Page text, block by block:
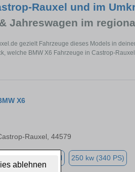
ablehnen
Rauxel und im
Jahreswagen im
gezielt Fahrzeuge dieses Models in
welche BMW X6 Fahrzeuge in Castrop-
X6
Rauxel, 44579
Diesel 250 kw (340 PS)